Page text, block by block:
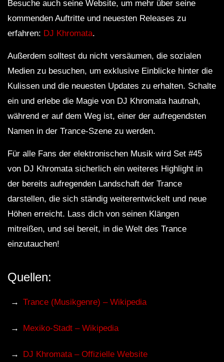
Besuche auch seine Website, um mehr über seine
kommenden Auftritte und neuesten Releases zu
erfahren: DJ Khromata.
Außerdem solltest du nicht versäumen, die sozialen
Medien zu besuchen, um exklusive Einblicke hinter die
Kulissen und die neuesten Updates zu erhalten. Schalte
ein und erlebe die Magie von DJ Khromata hautnah,
während er auf dem Weg ist, einer der aufregendsten
Namen in der Trance-Szene zu werden.
Für alle Fans der elektronischen Musik wird Set #45
von DJ Khromata sicherlich ein weiteres Highlight in
der bereits aufregenden Landschaft der Trance
darstellen, die sich ständig weiterentwickelt und neue
Höhen erreicht. Lass dich von seinen Klängen
mitreißen, und sei bereit, in die Welt des Trance
einzutauchen!
Quellen:
Trance (Musikgenre) – Wikipedia
Mexiko-Stadt – Wikipedia
DJ Khromata – Offizielle Website